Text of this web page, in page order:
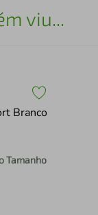
viu...
Tamanho